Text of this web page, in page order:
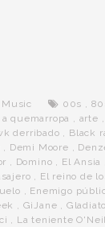
Music 00s ,
quemarropa , arte
derribado , Black
, Demi Moore ,
, Domino , El Ansia
, El reino de
, Enemigo
, GiJane ,
, La teniente O'Neil